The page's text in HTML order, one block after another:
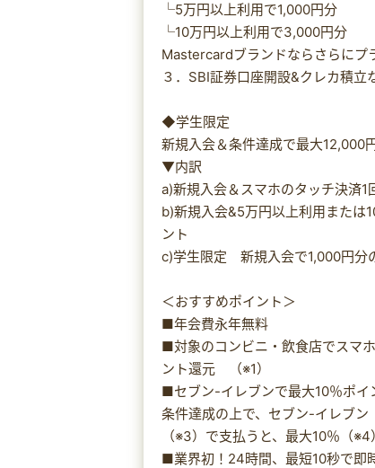
└5万円以上利用で1,000円分
└10万円以上利用で3,000円分
Mastercardブランドならさらにプ
３．SBI証券口座開設&クレカ積
◆学生限定
新規入会＆条件達成で最大12,000
▼内訳
a)新規入会＆スマホのタッチ決済
b)新規入会&5万円以上利用または
ント
c)学生限定 新規入会で1,000円分
＜おすすめポイント＞
■年会費永年無料
■対象のコンビニ・飲食店でスマ
ント還元 （※1）
■セブン-イレブンで最大10％ポイ
条件達成の上で、セブン-イレブ
（※3）で支払うと、最大10％（
■業界初！24時間、最短10秒で即